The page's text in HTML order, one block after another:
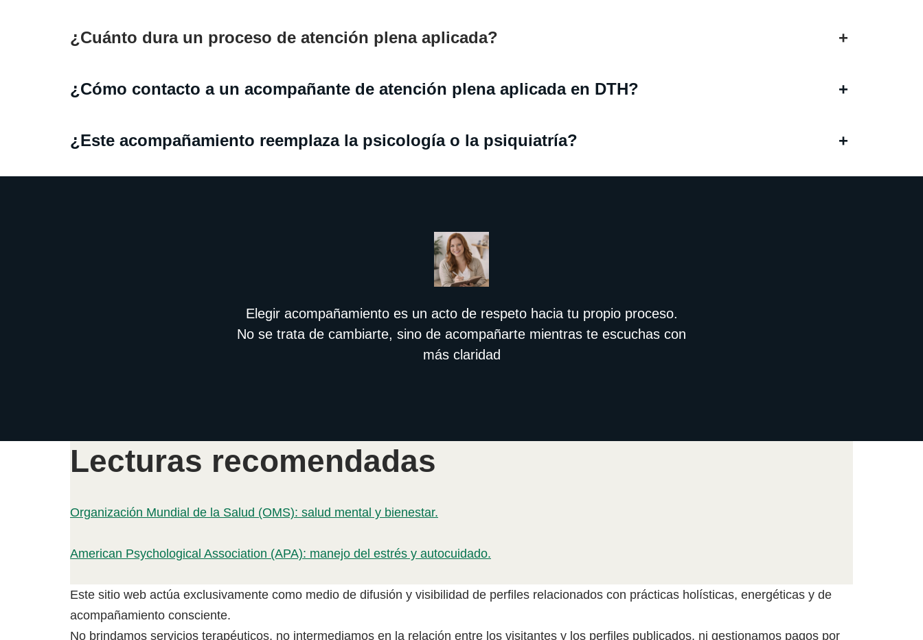
¿Cuánto dura un proceso de atención plena aplicada? +
¿Cómo contacto a un acompañante de atención plena aplicada en DTH? +
¿Este acompañamiento reemplaza la psicología o la psiquiatría? +
Elegir acompañamiento es un acto de respeto hacia tu propio proceso.
No se trata de cambiarte, sino de acompañarte mientras te escuchas con
más claridad
Lecturas recomendadas
Organización Mundial de la Salud (OMS): salud mental y bienestar.
American Psychological Association (APA): manejo del estrés y autocuidado.
Este sitio web actúa exclusivamente como medio de difusión y visibilidad de perfiles relacionados con prácticas holísticas, energéticas y de
acompañamiento consciente.
No brindamos servicios terapéuticos, no intermediamos en la relación entre los visitantes y los perfiles publicados, ni gestionamos pagos por